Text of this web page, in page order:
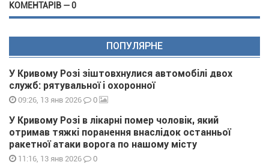
КОМЕНТАРІВ — 0
ПОПУЛЯРНЕ
У Кривому Розі зіштовхнулися автомобілі двох
служб: рятувальної і охоронної
09:26, 13 янв 2026 0
У Кривому Розі в лікарні помер чоловік, який
отримав тяжкі поранення внаслідок останньої
ракетної атаки ворога по нашому місту
11:16, 13 янв 2026 0